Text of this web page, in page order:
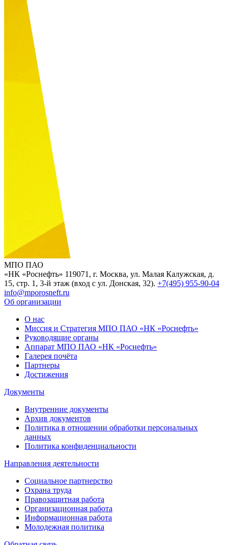
МПО ПАО
«НК «Роснефть» 119071, г. Москва, ул. Малая Калужская, д.
15, стр. 1, 3-й этаж (вход с ул. Донская, 32). +7(495) 955-90-04
info@mporosneft.ru
Об организации
О нас
Миссия и Стратегия МПО ПАО «НК «Роснефть»
Руководящие органы
Аппарат МПО ПАО «НК «Роснефть»
Галерея почёта
Партнеры
Достижения
Документы
Внутренние документы
Архив документов
Политика в отношении обработки персональных
данных
Политика конфиденциальности
Направления деятельности
Социальное партнерство
Охрана труда
Правозащитная работа
Организационная работа
Информационная работа
Молодежная политика